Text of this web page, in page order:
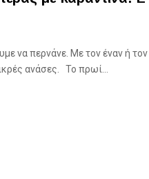
να περνάνε. Με τον έναν ή τον
ανάσες. Το πρωί...